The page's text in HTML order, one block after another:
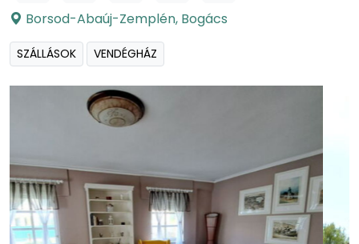
Borsod-Abaúj-Zemplén, Bogács
SZÁLLÁSOK VENDÉGHÁZ